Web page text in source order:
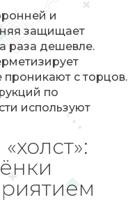
и
защищает
раза дешевле.
проникают с торцов.
по
используют